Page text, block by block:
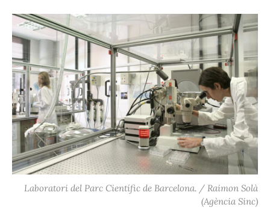
Laboratori del Parc Científic de Barcelona. / Raimon Solà
(Agència Sinc)